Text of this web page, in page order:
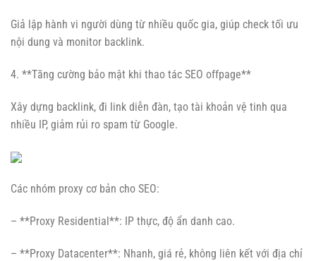
Giả lập hành vi người dùng từ nhiều quốc gia, giúp check tối ưu
nội dung và monitor backlink.
4. **Tăng cường bảo mật khi thao tác SEO offpage**
Xây dựng backlink, đi link diễn đàn, tạo tài khoản vệ tinh qua
nhiều IP, giảm rủi ro spam từ Google.
Các nhóm proxy cơ bản cho SEO:
– **Proxy Residential**: IP thực, độ ẩn danh cao.
– **Proxy Datacenter**: Nhanh, giá rẻ, không liên kết với địa chỉ